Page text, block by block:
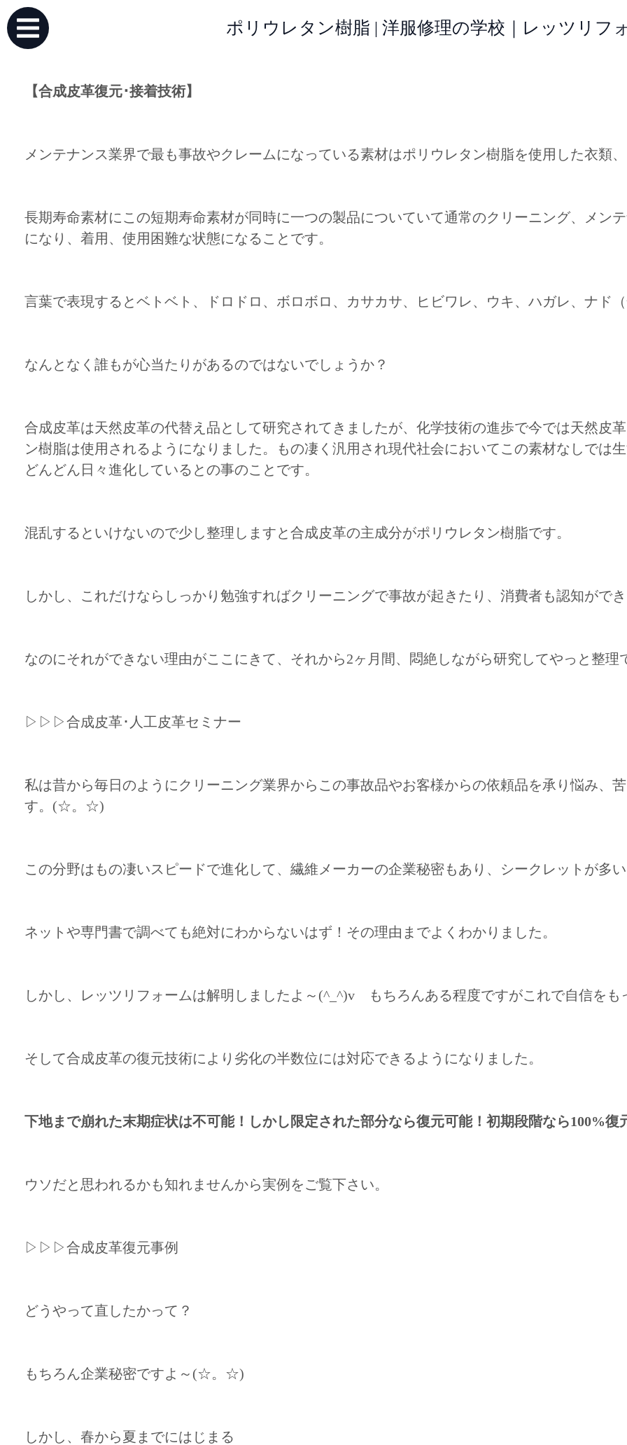
ポリウレタン樹脂 | 洋服修理の学校｜レッツリフ
【合成皮革復元･接着技術】
メンテナンス業界で最も事故やクレームになっている素材はポリウレタン樹脂を使用した衣類、
長期寿命素材にこの短期寿命素材が同時に一つの製品についていて通常のクリーニング、メン
になり、着用、使用困難な状態になることです。
言葉で表現するとベトベト、ドロドロ、ボロボロ、カサカサ、ヒビワレ、ウキ、ハガレ、ナド
なんとなく誰もが心当たりがあるのではないでしょうか？
合成皮革は天然皮革の代替え品として研究されてきましたが、化学技術の進歩で今では天然皮
ン樹脂は使用されるようになりました。もの凄く汎用され現代社会においてこの素材なしでは
どんどん日々進化しているとの事のことです。
混乱するといけないので少し整理しますと合成皮革の主成分がポリウレタン樹脂です。
しかし、これだけならしっかり勉強すればクリーニングで事故が起きたり、消費者も認知がで
なのにそれができない理由がここにきて、それから2ヶ月間、悶絶しながら研究してやっと整理
▷▷▷合成皮革･人工皮革セミナー
私は昔から毎日のようにクリーニング業界からこの事故品やお客様からの依頼品を承り悩み、
す。(☆。☆)
この分野はもの凄いスピードで進化して、繊維メーカーの企業秘密もあり、シークレットが多
ネットや専門書で調べても絶対にわからないはず！その理由までよくわかりました。
しかし、レッツリフォームは解明しましたよ～(^_^)v もちろんある程度ですがこれで自信をも
そして合成皮革の復元技術により劣化の半数位には対応できるようになりました。
下地まで崩れた末期症状は不可能！しかし限定された部分なら復元可能！初期段階なら100%復
ウソだと思われるかも知れませんから実例をご覧下さい。
▷▷▷合成皮革復元事例
どうやって直したかって？
もちろん企業秘密ですよ～(☆。☆)
しかし、春から夏までにはじまる